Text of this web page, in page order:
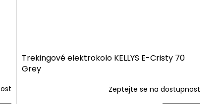
Trekingové elektrokolo KELLYS E-Cristy 70
Grey
Zeptejte se na dostupnost